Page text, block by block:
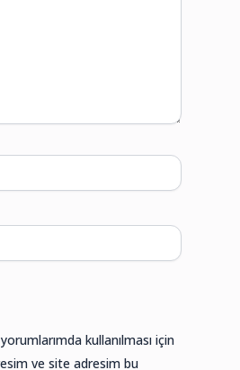
kullanılması için
ve site adresim bu